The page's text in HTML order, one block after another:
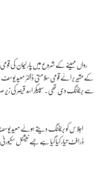
رواں مہینے کے شروع میں پارلیمان کی قومی
کے مشیر برائے قومی سلامتی ڈاکٹر معید
سے بریفنگ دی تھی۔سپیکر اسد قیصر کی
اجلاس کو بریفنگ دیتے ہوئے معید یوسف
ڈرافٹ تیار کیا گیا ہے جسے نیشنل